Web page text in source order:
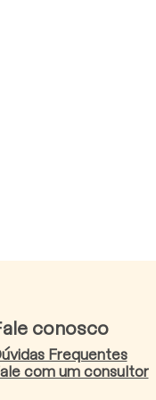
conosco
Frequentes
com um consultor